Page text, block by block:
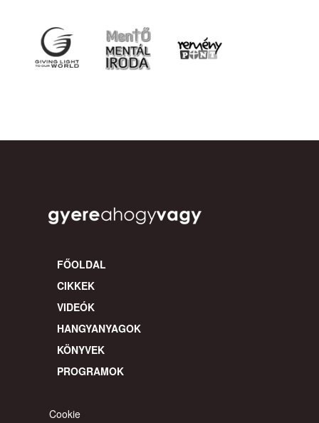
FŐOLDAL
CIKKEK
VIDEÓK
HANGYANYAGOK
KÖNYVEK
PROGRAMOK
Cookie